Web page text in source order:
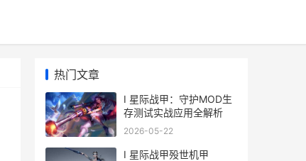
热门文章
I 星际战甲：守护MOD生
存测试实战应用全解析
2026-05-22
I 星际战甲殁世机甲